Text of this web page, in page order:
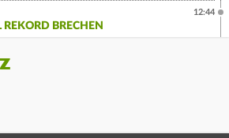
BRECHEN
12:44